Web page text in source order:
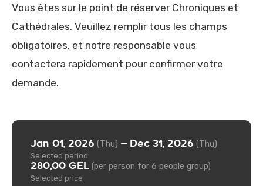
Vous êtes sur le point de réserver Chroniques et
Cathédrales. Veuillez remplir tous les champs
obligatoires, et notre responsable vous
contactera rapidement pour confirmer votre
demande.
Jan 01, 2026 (Thu) — Dec 31, 2026 (Thu)
Selected period
280,00 GEL (per person for 6 people group)
Selected price